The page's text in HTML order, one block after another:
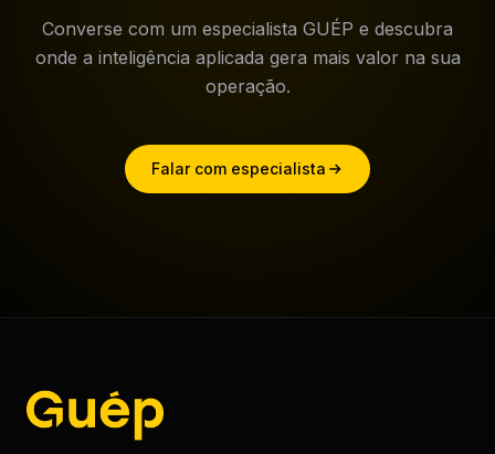
Converse com um especialista GUÉP e descubra
onde a inteligência aplicada gera mais valor na sua
operação.
Falar com especialista